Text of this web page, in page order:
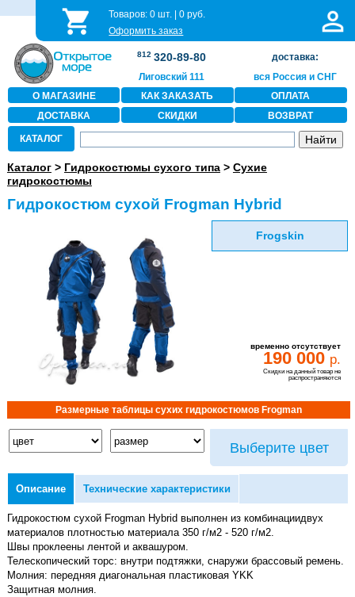
Товаров:0 шт. |0 руб.
Оформить заказ
812 320-89-80
Лиговский 111
доставка:
вся Россия и СНГ
О МАГАЗИНЕ
КАК ЗАКАЗАТЬ
ОПЛАТА
ДОСТАВКА
СКИДКИ ВОЗВРАТ
КАТАЛОГ
Каталог> Гидрокостюмы сухого типа> Сухие
гидрокостюмы
Гидрокостюм сухой Frogman Hybrid
Frogskin
временно отсутствует
190 000 р.
Скидки на данный товар не
распространяются
Размерные таблицы сухих гидрокостюмов Frogman
Выберите цвет
Описание Технические характеристики
Гидрокостюм сухой Frogman Hybrid выполнен из комбинациидвух
материалов плотностью материала 350 г/м2 - 520 г/м2.
Швы проклеены лентой и аквашуром.
Телескопический торс: внутри подтяжки, снаружи брассовый ремень.
Молния: передняя диагональная пластиковая YKK
Защитная молния.